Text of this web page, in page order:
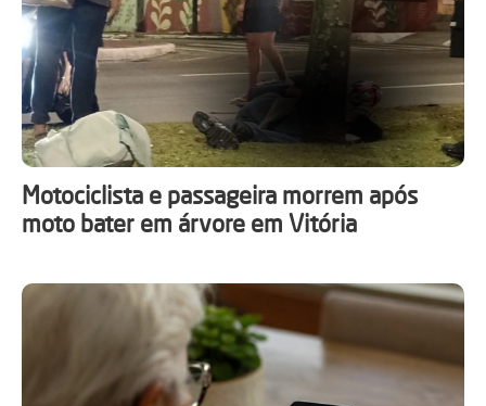
Motociclista e passageira morrem após
moto bater em árvore em Vitória